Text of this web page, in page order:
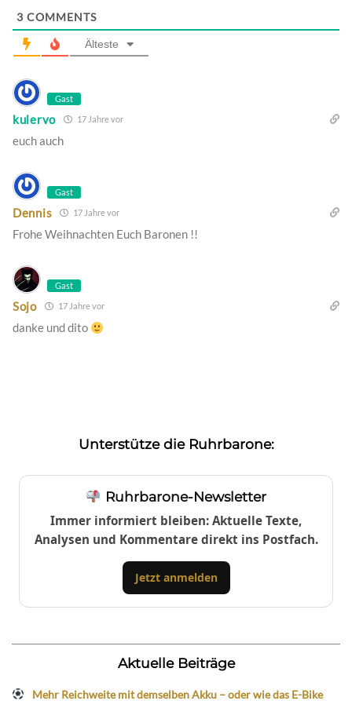
3 COMMENTS
Älteste
Gast
kulervo 17 Jahre vor
euch auch
Gast
Dennis 17 Jahre vor
Frohe Weihnachten Euch Baronen !!
Gast
Sojo 17 Jahre vor
danke und dito
Unterstütze die Ruhrbarone:
Ruhrbarone-Newsletter
Immer informiert bleiben: Aktuelle Texte,
Analysen und Kommentare direkt ins Postfach.
Jetzt anmelden
Aktuelle Beiträge
Mehr Reichweite mit demselben Akku – oder wie das E-Bike